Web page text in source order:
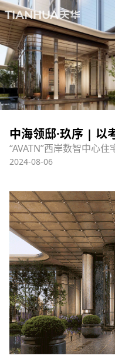
中海领邸·玖序 | 以
“AVATN”西岸数智中心住
2024-08-06